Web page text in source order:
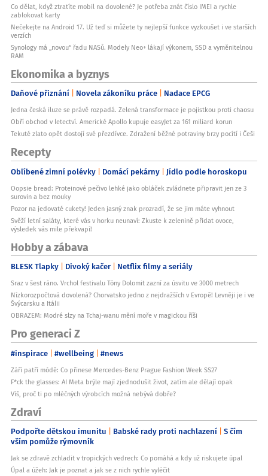
Co dělat, když ztratíte mobil na dovolené? Je potřeba znát číslo IMEI a rychle
zablokovat karty
Nečekejte na Android 17. Už teď si můžete ty nejlepší funkce vyzkoušet i ve starších
verzích
Synology má „novou“ řadu NASů. Modely Neo+ lákají výkonem, SSD a vyměnitelnou
RAM
Ekonomika a byznys
Daňové přiznání Novela zákoníku práce Nadace EPCG
Jedna česká iluze se právě rozpadá. Zelená transformace je pojistkou proti chaosu
Obří obchod v letectví. Americké Apollo kupuje easyJet za 161 miliard korun
Tekuté zlato opět dostojí své přezdívce. Zdražení běžné potraviny brzy pocítí i Češi
Recepty
Oblíbené zimní polévky Domácí pekárny Jídlo podle horoskopu
Oopsie bread: Proteinové pečivo lehké jako obláček zvládnete připravit jen ze 3
surovin a bez mouky
Pozor na jedovaté cukety! Jeden jasný znak prozradí, že se jim máte vyhnout
Svěží letní saláty, které vás v horku neunaví: Zkuste k zelenině přidat ovoce,
výsledek vás mile překvapí!
Hobby a zábava
BLESK Tlapky Divoký kačer Netflix filmy a seriály
Sraz v šest ráno. Vrchol festivalu Tóny Dolomit zazní za úsvitu ve 3000 metrech
Nízkorozpočtová dovolená? Chorvatsko jedno z nejdražších v Evropě! Levněji je i ve
Švýcarsku a Itálii
OBRAZEM: Modré slzy na Tchaj-wanu mění moře v magickou říši
Pro generaci Z
#inspirace #wellbeing #news
Září patří módě: Co přinese Mercedes-Benz Prague Fashion Week SS27
F*ck the glasses: AI Meta brýle mají zjednodušit život, zatím ale dělají opak
Víš, proč ti po mléčných výrobcích možná nebývá dobře?
Zdraví
Podpořte dětskou imunitu Babské rady proti nachlazení S čím
vším pomůže rýmovník
Jak se zdravě zchladit v tropických vedrech: Co pomáhá a kdy už riskujete úpal
Úpal a úžeh: Jak je poznat a jak se z nich rychle vyléčit